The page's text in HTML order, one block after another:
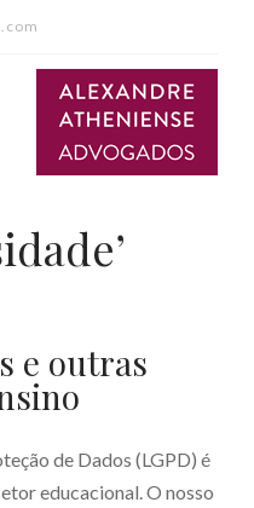
e outras
de Dados (LGPD) é
educacional. O nosso